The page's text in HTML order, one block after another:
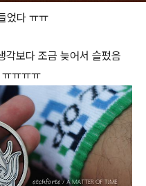
었다 ㅠㅠ
각보다 조금 늦어서 슬펐음
ㅠㅠㅠ